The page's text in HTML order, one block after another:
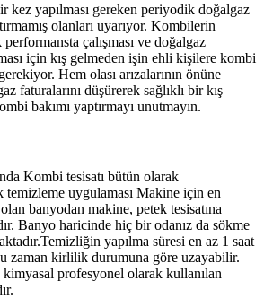
kez yapılması gereken periyodik doğalgaz
olanları uyarıyor. Kombilerin
çalışması ve doğalgaz
için kış gelmeden işin ehli kişilere kombi
Hem olası arızalarının önüne
faturalarını düşürerek sağlıklı bir kış
bakımı yaptırmayı unutmayın.
Kombi tesisatı bütün olarak
temizleme uygulaması Makine için en
banyodan makine, petek tesisatına
Banyo haricinde hiç bir odanız da sökme
yapılma süresi en az 1 saat
zaman kirlilik durumuna göre uzayabilir.
kimyasal profesyonel olarak kullanılan